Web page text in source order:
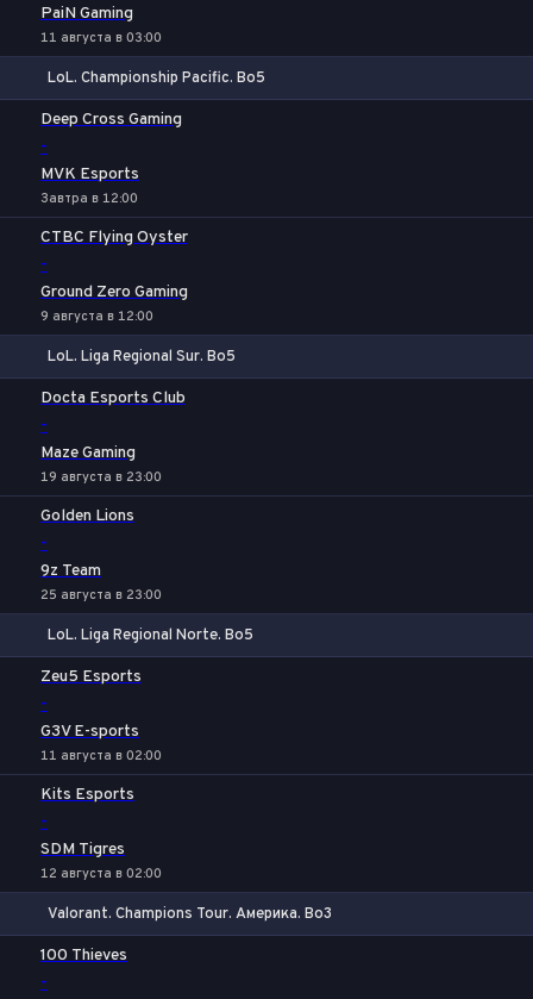
PaiN Gaming
11 августа в 03:00
LoL. Championship Pacific. Bo5
Deep Cross Gaming
-
MVK Esports
Завтра в 12:00
CTBC Flying Oyster
-
Ground Zero Gaming
9 августа в 12:00
LoL. Liga Regional Sur. Bo5
Docta Esports Club
-
Maze Gaming
19 августа в 23:00
Golden Lions
-
9z Team
25 августа в 23:00
LoL. Liga Regional Norte. Bo5
Zeu5 Esports
-
G3V E-sports
11 августа в 02:00
Kits Esports
-
SDM Tigres
12 августа в 02:00
Valorant. Champions Tour. Америка. Bo3
100 Thieves
-